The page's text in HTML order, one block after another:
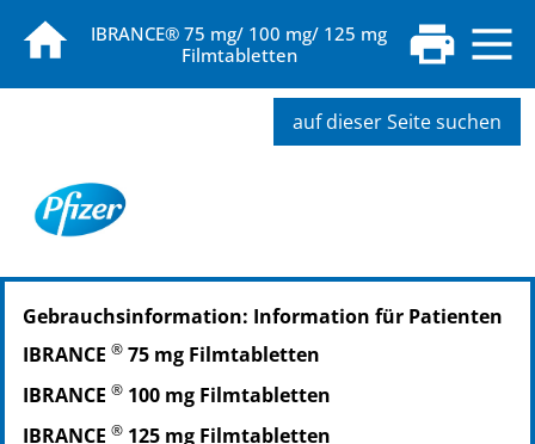
IBRANCE® 75 mg/ 100 mg/ 125 mg
Filmtabletten
auf dieser Seite suchen
PZN: 16016204
PPN: 111601620475
Gebrauchsinformation: Information für Patienten
IBRANCE ® 75 mg Filmtabletten
IBRANCE ® 100 mg Filmtabletten
IBRANCE ® 125 mg Filmtabletten